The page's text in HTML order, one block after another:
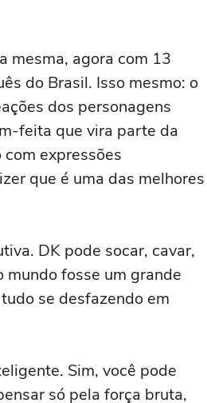
mesma, agora com 13
do Brasil. Isso mesmo: o
dos personagens
feita que vira parte da
expressões
que é uma das melhores
DK pode socar, cavar,
mundo fosse um grande
se desfazendo em
Sim, você pode
só pela força bruta,